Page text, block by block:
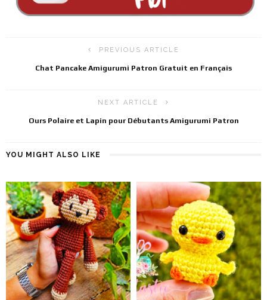
PREVIOUS ARTICLE
Chat Pancake Amigurumi Patron Gratuit en Français
NEXT ARTICLE
Ours Polaire et Lapin pour Débutants Amigurumi Patron
YOU MIGHT ALSO LIKE